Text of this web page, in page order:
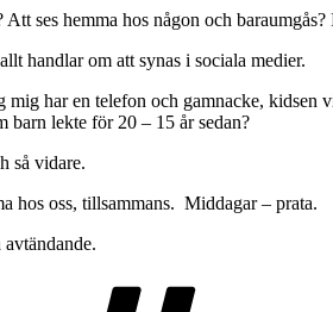
ses hemma hos någon och
handlar om att synas i sociala medier.
har en telefon och gamnacke,
barn lekte för 20 – 15 år sedan?
så vidare.
hos oss, tillsammans. Middagar – prata.